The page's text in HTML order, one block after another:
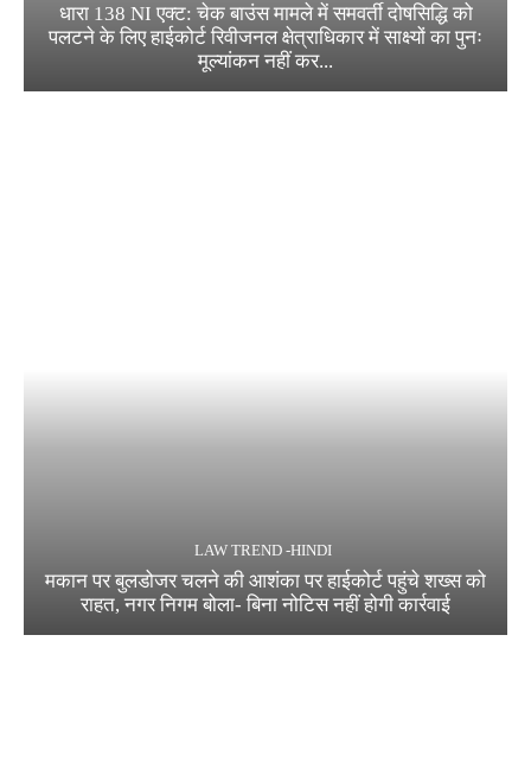
धारा 138 NI एक्ट: चेक बाउंस मामले में समवर्ती दोषसिद्धि को
पलटने के लिए हाईकोर्ट रिवीजनल क्षेत्राधिकार में साक्ष्यों का पुनः
मूल्यांकन नहीं कर...
LAW TREND -HINDI
मकान पर बुलडोजर चलने की आशंका पर हाईकोर्ट पहुंचे शख्स को
राहत, नगर निगम बोला- बिना नोटिस नहीं होगी कार्रवाई